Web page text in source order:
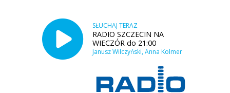
SŁUCHAJ TERAZ
RADIO SZCZECIN NA
WIECZÓR do 21:00
Janusz Wilczyński, Anna Kolmer